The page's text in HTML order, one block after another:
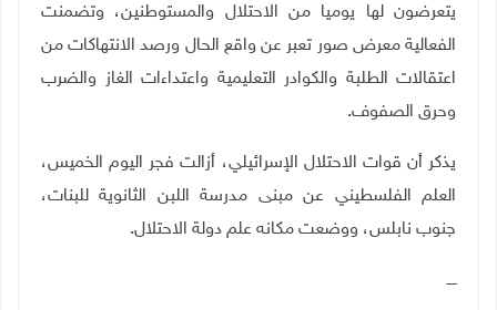
يتعرضون لها يوميا من الاحتلال والمستوطنين، وتضمنت
الفعالية معرض صور تعبر عن واقع الحال ورصد الانتهاكات من
اعتقالات الطلبة والكوادر التعليمية واعتداءات الغاز والضرب
وحرق الصفوف.
يذكر أن قوات الاحتلال الإسرائيلي، أزالت فجر اليوم الخميس،
العلم الفلسطيني عن مبنى مدرسة اللبن الثانوية للبنات،
جنوب نابلس، ووضعت مكانه علم دولة الاحتلال.
ــــ